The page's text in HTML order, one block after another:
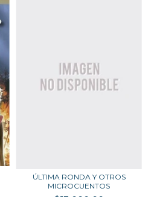
ÚLTIMA RONDA Y OTROS
MICROCUENTOS